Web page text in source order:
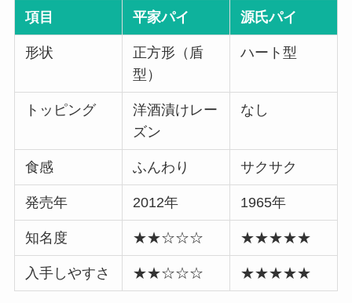
項目 平家パイ 源氏パイ
形状
正方形（盾
型）
ハート型
トッピング
洋酒漬けレー
ズン
なし
食感 ふんわり サクサク
発売年 2012年 1965年
知名度 ★★☆☆☆ ★★★★★
入手しやすさ ★★☆☆☆ ★★★★★